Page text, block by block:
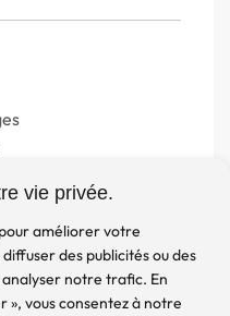
vie privée.
améliorer votre
des publicités ou des
notre trafic. En
», vous consentez à notre